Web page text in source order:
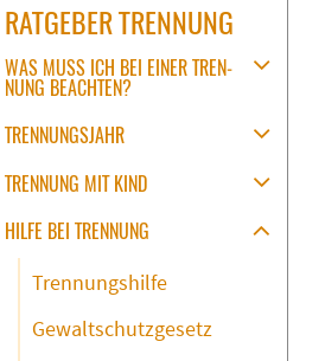
RATGEBER TRENNUNG
WAS MUSS ICH BEI EI­NER TREN­
NUNG BE­ACH­TEN?
TREN­NUNGS­JAHR
TREN­NUNG MIT KIND
HIL­FE BEI TREN­NUNG
Tren­nungs­hil­fe
Ge­walt­schutz­ge­setz